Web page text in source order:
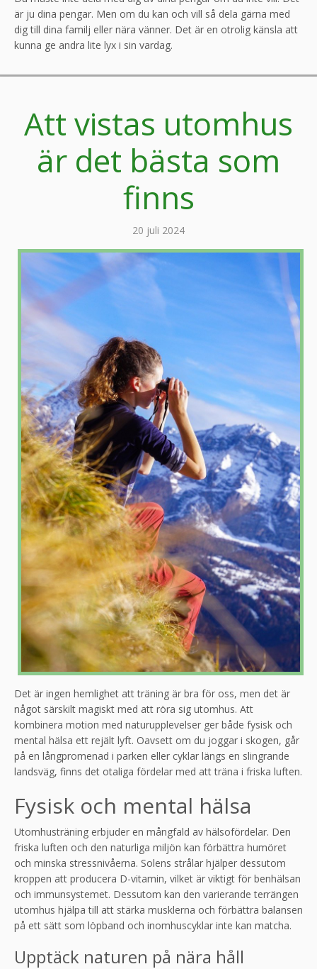
är ju dina pengar. Men om du kan och vill så dela gärna med
dig till dina familj eller nära vänner. Det är en otrolig känsla att
kunna ge andra lite lyx i sin vardag.
Att vistas utomhus
är det bästa som
finns
20 juli 2024
Det är ingen hemlighet att träning är bra för oss, men det är
något särskilt magiskt med att röra sig utomhus. Att
kombinera motion med naturupplevelser ger både fysisk och
mental hälsa ett rejält lyft. Oavsett om du joggar i skogen, går
på en långpromenad i parken eller cyklar längs en slingrande
landsväg, finns det otaliga fördelar med att träna i friska luften.
Fysisk och mental hälsa
Utomhusträning erbjuder en mångfald av hälsofördelar. Den
friska luften och den naturliga miljön kan förbättra humöret
och minska stressnivåerna. Solens strålar hjälper dessutom
kroppen att producera D-vitamin, vilket är viktigt för benhälsan
och immunsystemet. Dessutom kan den varierande terrängen
utomhus hjälpa till att stärka musklerna och förbättra balansen
på ett sätt som löpband och inomhuscyklar inte kan matcha.
Upptäck naturen på nära håll